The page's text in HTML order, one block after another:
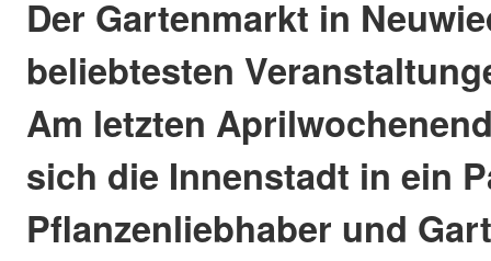
Der Gartenmarkt in
beliebtesten
Am letzten
sich die Innenstadt in ein
Pflanzenliebhaber und